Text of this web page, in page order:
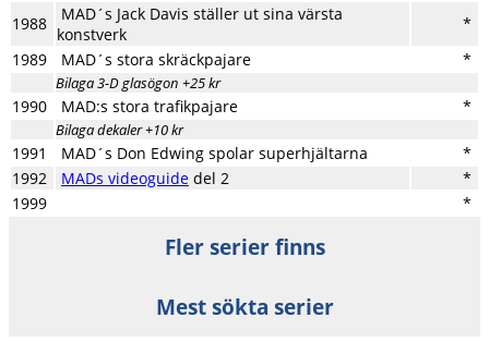
1988
MAD´s Jack Davis ställer ut sina värsta
konstverk
*
1989
MAD´s stora skräckpajare *
Bilaga 3-D glasögon +25 kr
1990 MAD:s stora trafikpajare *
Bilaga dekaler +10 kr
1991 MAD´s Don Edwing spolar superhjältarna
*
1992
MADs videoguide del 2
*
1999
*
Fler serier finns
Mest sökta serier